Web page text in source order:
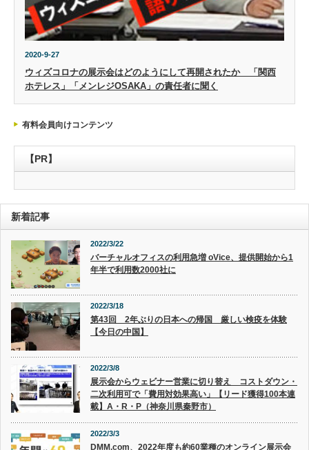
2020-9-27
ウィズコロナの展示会はどのようにして再開されたか 「関西
ホテレス」「メンレジOSAKA」の責任者に聞く
有料会員向けコンテンツ
【PR】
新着記事
2022/3/22
バーチャルオフィスの利用急増 oVice、提供開始から1
年半で利用数2000社に
2022/3/18
第43回 2年ぶりの日本への帰国 厳しい検疫を体験
【今日の中国】
2022/3/8
展示会からウェビナー営業に切り替え コストダウン・
二次利用可で「費用対効果高い」【リード獲得100本連
載】A・R・P（神奈川県秦野市）
2022/3/3
DMM.com、2022年度も約60業種のオンライン展示会